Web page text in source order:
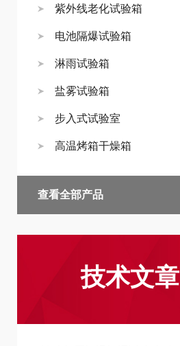
紫外线老化试验箱
电池隔爆试验箱
淋雨试验箱
盐雾试验箱
步入式试验室
高温烤箱干燥箱
查看全部产品
技术文章